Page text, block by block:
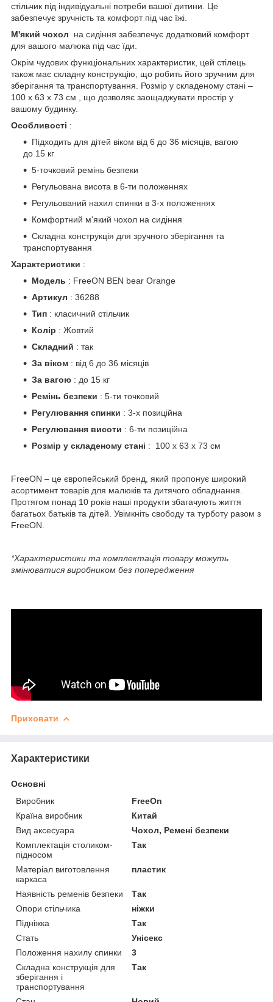
стільчик під індивідуальні потреби вашої дитини. Це
забезпечує зручність та комфорт під час їжі.
М'який чохол
на сидіння забезпечує додатковий комфорт
для вашого малюка під час їди.
Окрім чудових функціональних характеристик, цей стілець
також має складну конструкцію, що робить його зручним для
зберігання та транспортування. Розмір у складеному стані –
100 х 63 х 73 см , що дозволяє заощаджувати простір у
вашому будинку.
Особливості :
Підходить для дітей віком від 6 до 36 місяців, вагою
до 15 кг
5-точковий ремінь безпеки
Регульована висота в 6-ти положеннях
Регульований нахил спинки в 3-х положеннях
Комфортний м'який чохол на сидіння
Складна конструкція для зручного зберігання та
транспортування
Характеристики :
Модель : FreeON BEN bear Orange
Артикул : 36288
Тип : класичний стільчик
Колір : Жовтий
Складний : так
За віком : від 6 до 36 місяців
За вагою : до 15 кг
Ремінь безпеки : 5-ти точковий
Регулювання спинки : 3-х позиційна
Регулювання висоти : 6-ти позиційна
Розмір у складеному стані : 100 х 63 х 73 см
FreeON – це європейський бренд, який пропонує широкий
асортимент товарів для малюків та дитячого обладнання.
Протягом понад 10 років наші продукти збагачують життя
багатьох батьків та дітей. Увімкніть свободу та турботу разом з
FreeON.
*Характеристики та комплектація товару можуть
змінюватися виробником без попередження
Приховати
Характеристики
Основні
Виробник
FreeOn
Країна виробник
Китай
Вид аксесуара
Чохол, Ремені безпеки
Комплектація столиком-
підносом
Так
Матеріал виготовлення
каркаса
пластик
Наявність ременів безпеки
Так
Опори стільчика
ніжки
Підніжка
Так
Стать
Унісекс
Положення нахилу спинки
3
Складна конструкція для
зберігання і
транспортування
Так